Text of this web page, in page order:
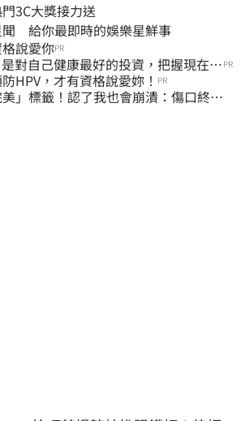
3C大獎接力送
聞 給你最即時的娛樂星鮮事
說愛你PR
對自己健康最好的投資，把握現在不 PR
HPV，才有資格說愛妳！ PR
」標籤！認了我也會崩潰：傷口終究